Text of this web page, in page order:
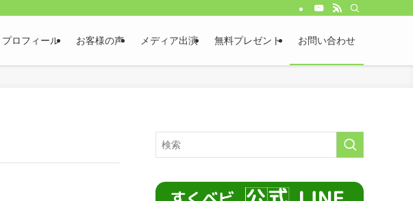
プロフィール お客様の声 メディア出演 無料プレゼント お問い合わせ